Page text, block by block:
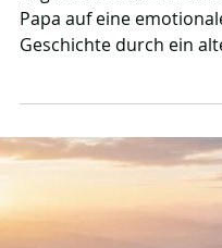
Nacht-
geheimnisvolles Haus
Erinnerungen. Diese
weckt Kindheitsträume
Liebe in vergessenen